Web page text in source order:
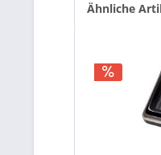
Ähnliche